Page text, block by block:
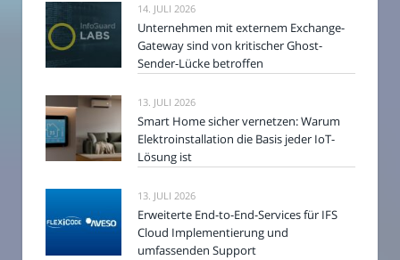
14. JULI 2026
Unternehmen mit externem Exchange-
Gateway sind von kritischer Ghost-
Sender-Lücke betroffen
13. JULI 2026
Smart Home sicher vernetzen: Warum
Elektroinstallation die Basis jeder IoT-
Lösung ist
13. JULI 2026
Erweiterte End-to-End-Services für IFS
Cloud Implementierung und
umfassenden Support